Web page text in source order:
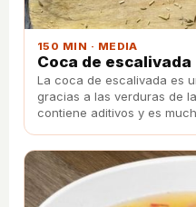
150 MIN · MEDIA
Coca de escalivada
La coca de escalivada es
gracias a las verduras de
contiene aditivos y es